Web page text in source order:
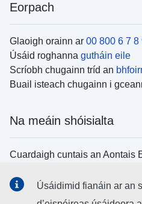
Eorpach
Glaoigh orainn ar 00 800 6 7 8
Úsáid roghanna gutháin eile
Scríobh chugainn tríd an
Buail isteach chugainn i
Na meáin shóisialta
Cuardaigh cuntais an Aontais
Úsáidimid fianáin ar an